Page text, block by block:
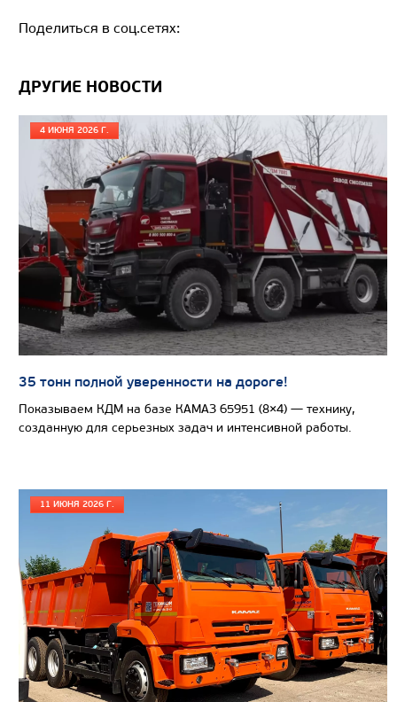
Вместимость кузова, м3
Колесная формула
Узнать цену
САМОСВАЛ КАМАЗ-65802
Цена по запросу
Производитель
Экологический класс
Грузоподъемность, кг
Поделиться в соц.сетях:
ДРУГИЕ НОВОСТИ
4 ИЮНЯ 2026 Г.
35 тонн полной уверенности на дороге!
Показываем КДМ на базе КАМАЗ 65951 (8×4) — технику,
созданную для серьезных задач и интенсивной работы.
11 ИЮНЯ 2026 Г.